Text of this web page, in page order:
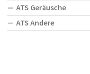
ATS Geräusche
ATS Andere